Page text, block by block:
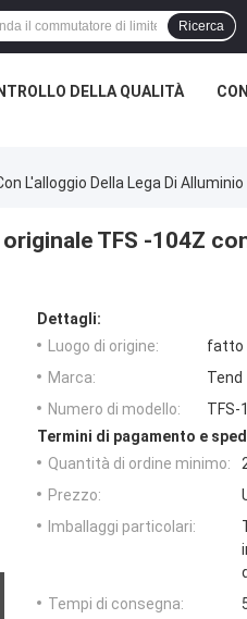
Ricerca
DELLA QUALITÀ
L'alloggio Della Lega Di Alluminio
TFS -104Z
Dettagli:
Luogo di origine:
fatto
Marca:
Tend
Numero di modello:
TFS-
Termini di pagamento e
Quantità di ordine minimo:
Prezzo:
Imballaggi particolari:
Tempi di consegna: